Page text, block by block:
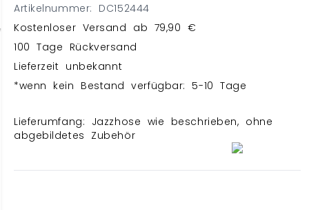
Artikelnummer: DC152444
Kostenloser Versand ab 79,90 €
100 Tage Rückversand
Lieferzeit unbekannt
*wenn kein Bestand verfügbar: 5-10 Tage
Lieferumfang: Jazzhose wie beschrieben, ohne
abgebildetes Zubehör